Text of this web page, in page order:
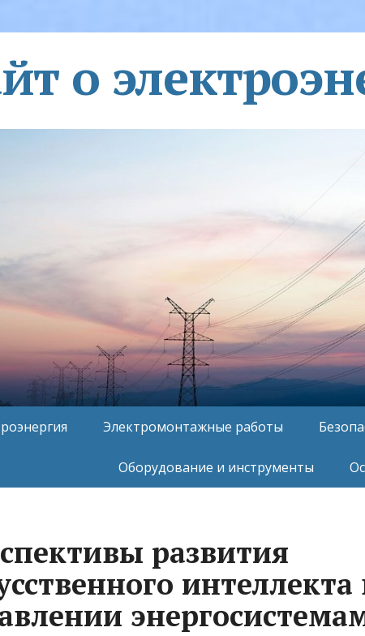
о
Электромонтажные работы
Оборудование и инструменты
развития
интеллекта